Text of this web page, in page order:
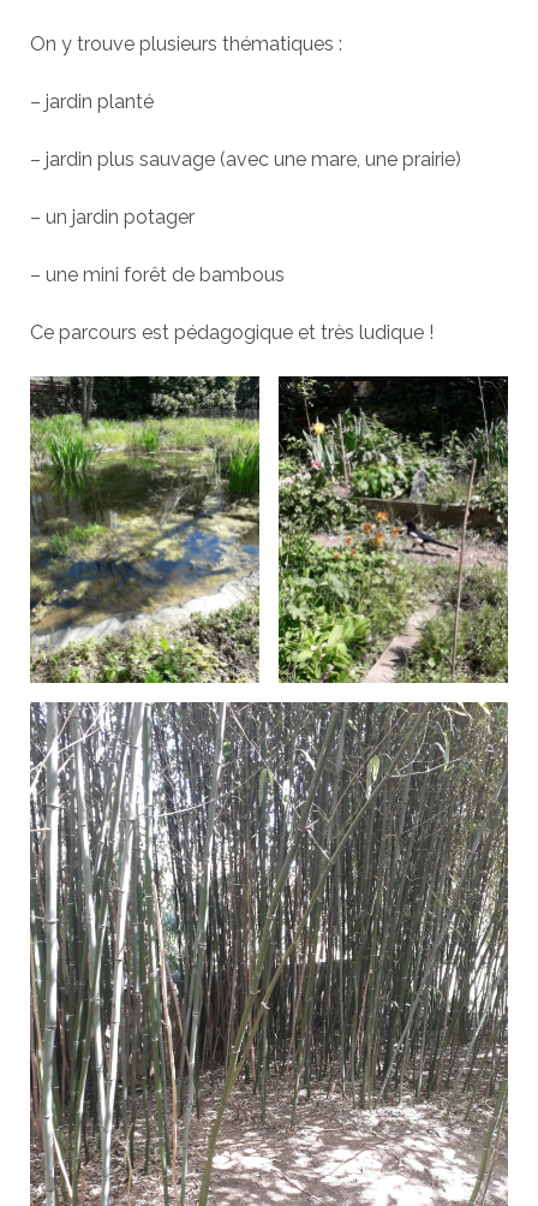
On y trouve plusieurs thématiques :
– jardin planté
– jardin plus sauvage (avec une mare, une prairie)
– un jardin potager
– une mini forêt de bambous
Ce parcours est pédagogique et très ludique !